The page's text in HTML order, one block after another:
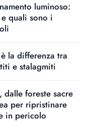
luminoso:
quali sono i
la differenza tra
e stalagmiti
dalle foreste sacre
per ripristinare
in pericolo